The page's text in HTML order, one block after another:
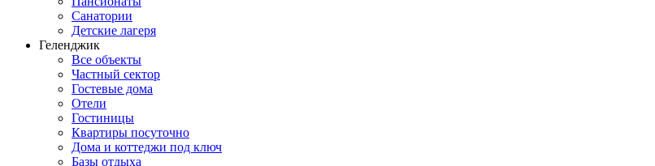
Санатории
Детские лагеря
Геленджик
Все объекты
Частный сектор
Гостевые дома
Отели
Гостиницы
Квартиры посуточно
Дома и коттеджи под ключ
Базы отдыха